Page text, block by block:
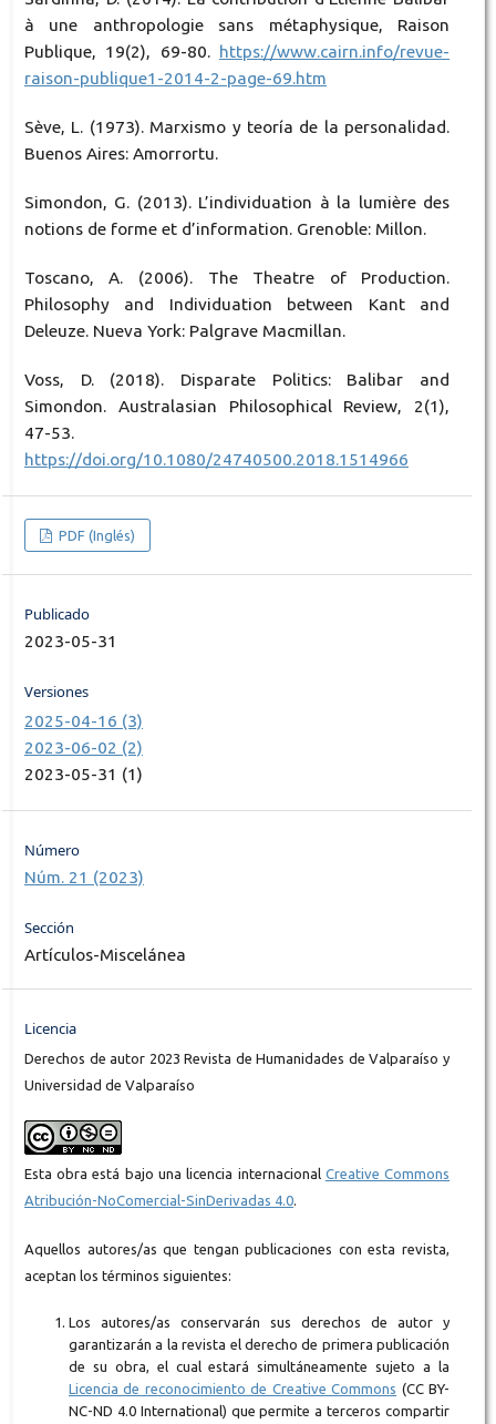
à une anthropologie sans métaphysique, Raison
Publique, 19(2), 69-80. https://www.cairn.info/revue-
raison-publique1-2014-2-page-69.htm
Sève, L. (1973). Marxismo y teoría de la personalidad.
Buenos Aires: Amorrortu.
Simondon, G. (2013). L’individuation à la lumière des
notions de forme et d’information. Grenoble: Millon.
Toscano, A. (2006). The Theatre of Production.
Philosophy and Individuation between Kant and
Deleuze. Nueva York: Palgrave Macmillan.
Voss, D. (2018). Disparate Politics: Balibar and
Simondon. Australasian Philosophical Review, 2(1),
47-53.
https://doi.org/10.1080/24740500.2018.1514966
PDF (Inglés)
Publicado
2023-05-31
Versiones
2025-04-16 (3)
2023-06-02 (2)
2023-05-31 (1)
Número
Núm. 21 (2023)
Sección
Artículos-Miscelánea
Licencia
Derechos de autor 2023 Revista de Humanidades de Valparaíso y
Universidad de Valparaíso
Esta obra está bajo una licencia internacional Creative Commons
Atribución-NoComercial-SinDerivadas 4.0.
Aquellos autores/as que tengan publicaciones con esta revista,
aceptan los términos siguientes:
Los autores/as conservarán sus derechos de autor y
garantizarán a la revista el derecho de primera publicación
de su obra, el cual estará simultáneamente sujeto a la
Licencia de reconocimiento de Creative Commons (CC BY-
NC-ND 4.0 International) que permite a terceros compartir